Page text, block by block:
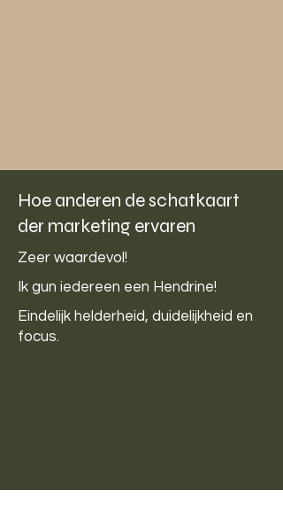
Hoe anderen de schatkaart
der marketing ervaren
Zeer waardevol!
Ik gun iedereen een Hendrine!
Eindelijk helderheid, duidelijkheid en
focus.